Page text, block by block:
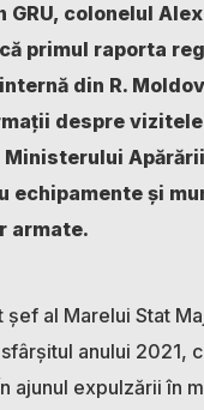
GRU, colonelul
primul raporta
din R.
despre vizitele
echipamente și
armate.
șef al Marelui Stat
anului 2021,
ajunul expulzării în